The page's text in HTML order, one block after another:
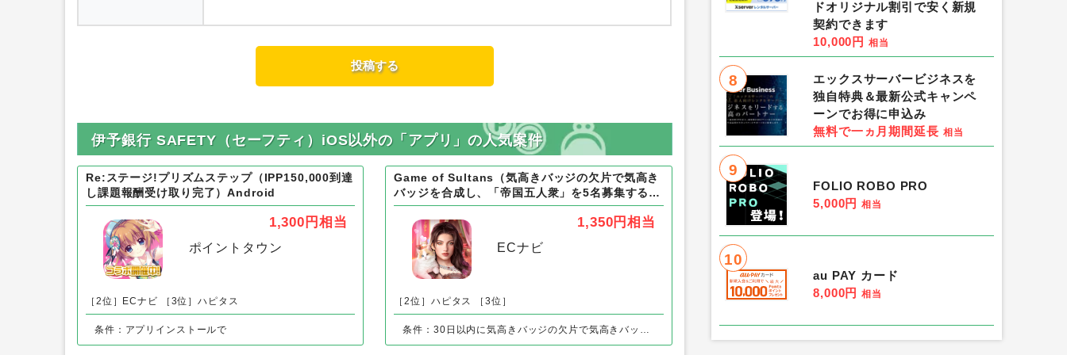
内容
伊予銀行 SAFETY（セーフティ）iOS以外の「アプリ」の人気案件
Re:ステージ!プリズムステップ（IPP150,000到達
し課題報酬受け取り完了）Android
ポイントタウン
Game of Sultans（気高きバッジの欠片で気高き
バッジを合成し、「帝国五人衆」を5名募集する）
Android
ECナビ
ドオリジナル割引で安く新規
契約できます
10,000円 相当
8
エックスサーバービジネスを
独自特典＆最新公式キャンペ
ーンでお得に申込み
無料で一ヵ月期間延長 相当
9
FOLIO ROBO PRO
5,000円 相当
10
au PAY カード
8,000円 相当